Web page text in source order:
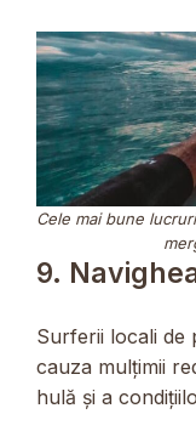
Cele mai bune
9.
Surferii locali de
cauza mulțimii
hulă și a